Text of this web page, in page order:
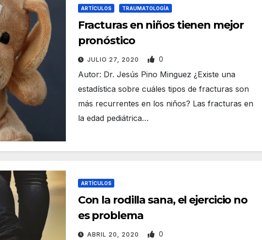
ARTÍCULOS TRAUMATOLOGÍA
Fracturas en niños tienen mejor
pronóstico
JULIO 27, 2020 0
Autor: Dr. Jesús Pino Minguez ¿Existe una
estadística sobre cuáles tipos de fracturas son
más recurrentes en los niños? Las fracturas en
la edad pediátrica…
ARTÍCULOS
Con la rodilla sana, el ejercicio no
es problema
ABRIL 20, 2020 0